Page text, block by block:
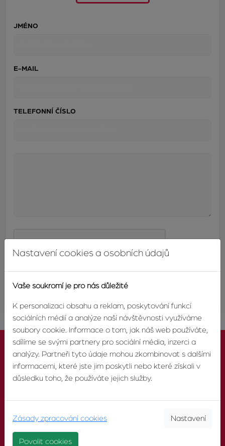
JMÉNO
E-MAIL
TELEFONNÍ ČÍSLO
TELEFON
603 246 680
Nastavení cookies a osobních údajů
Vaše soukromí je pro nás důležité
K personalizaci obsahu a reklam, poskytování funkcí
sociálních médií a analýze naší návštěvnosti využíváme
soubory cookie. Informace o tom, jak náš web používáte,
sdílíme se svými partnery pro sociální média, inzerci a
analýzy. Partneři tyto údaje mohou zkombinovat s dalšími
informacemi, které jste jim poskytli nebo které získali v
důsledku toho, že používáte jejich služby.
Zásady zpracování cookies Nastavení
Povolit cookies